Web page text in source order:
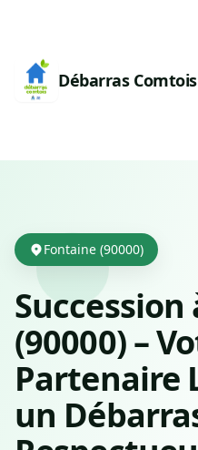
Débarras Comtois
Fontaine (90000)
(90000) –
Partenaire
un